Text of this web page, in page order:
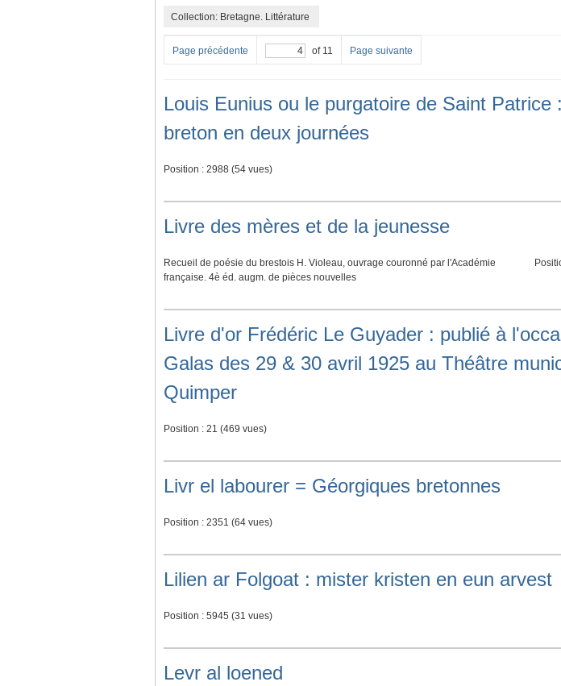
Collection: Bretagne. Littérature
Page précédente of 11 Page suivante
Louis Eunius ou le purgatoire de Saint Patrice
breton en deux journées
Position : 2988 (54 vues)
Livre des mères et de la jeunesse
Recueil de poésie du brestois H. Violeau, ouvrage couronné par l'Académie
française. 4è éd. augm. de pièces nouvelles
Livre d'or Frédéric Le Guyader : publié à
Galas des 29 & 30 avril 1925 au Théâtre
Quimper
Position : 21 (469 vues)
Livr el labourer = Géorgiques bretonnes
Position : 2351 (64 vues)
Lilien ar Folgoat : mister kristen en eun arvest
Position : 5945 (31 vues)
Levr al loened